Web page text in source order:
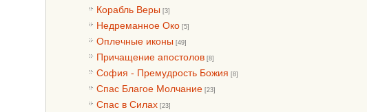
Корабль Веры [3]
Недреманное Око [5]
Оплечные иконы [49]
Причащение апостолов [8]
София - Премудрость Божия [8]
Спас Благое Молчание [23]
Спас в Силах [23]